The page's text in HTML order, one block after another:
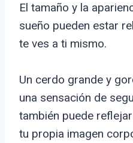
El tamaño y la
sueño pueden estar
te ves a ti mismo.
Un cerdo grande y
una sensación de
también puede
tu propia imagen